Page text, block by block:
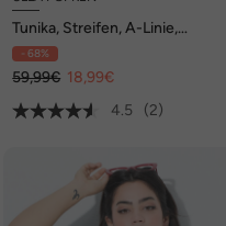
Tunika, Streifen, A-Linie,
Hemdkragen, Langarm
- 68%
59,99€ 18,99€
4.5
(2)